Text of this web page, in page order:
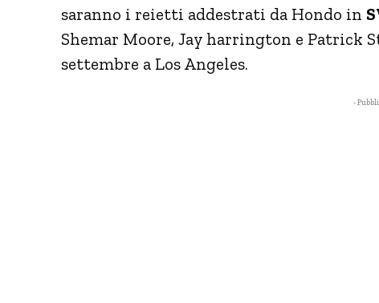
saranno i reietti addestrati da Hondo in
Shemar Moore, Jay harrington e Patrick
settembre a Los Angeles.
-